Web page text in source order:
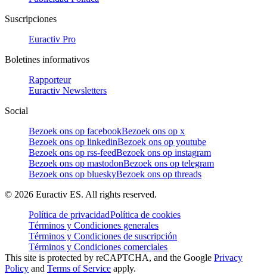
Suscripciones
Euractiv Pro
Boletines informativos
Rapporteur
Euractiv Newsletters
Social
Bezoek ons op facebookBezoek ons op x
Bezoek ons op linkedinBezoek ons op youtube
Bezoek ons op rss-feedBezoek ons op instagram
Bezoek ons op mastodonBezoek ons op telegram
Bezoek ons op blueskyBezoek ons op threads
© 2026 Euractiv ES. All rights reserved.
Política de privacidadPolítica de cookies
Términos y Condiciones generales
Términos y Condiciones de suscripción
Términos y Condiciones comerciales
This site is protected by reCAPTCHA, and the Google Privacy
Policy and Terms of Service apply.